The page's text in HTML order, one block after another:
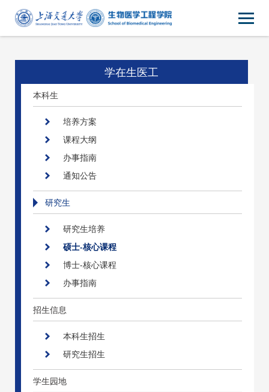
学在生医工
本科生
培养方案
课程大纲
办事指南
通知公告
研究生
研究生培养
硕士-核心课程
博士-核心课程
办事指南
招生信息
本科生招生
研究生招生
学生园地